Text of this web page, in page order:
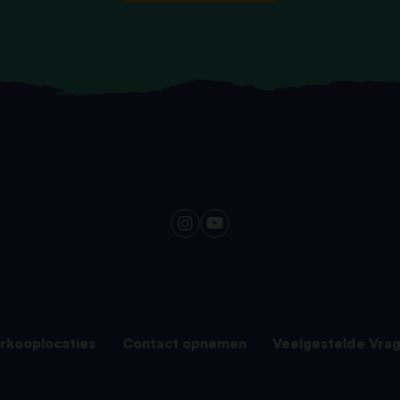
Contact opnemen Veelgestelde